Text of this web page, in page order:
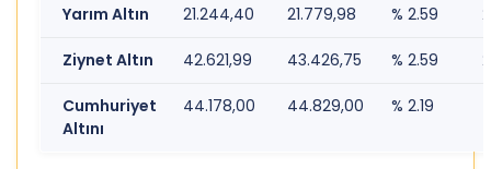
Yarım Altın 21.244,40 21.779,98 % 2.59
Ziynet Altın 42.621,99 43.426,75 % 2.59
Cumhuriyet
Altını
44.178,00 44.829,00 % 2.19